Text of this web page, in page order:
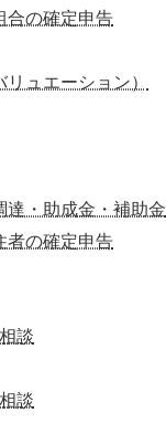
合の確定申告
ュエーション）
・助成金・補助金
者の確定申告
談
談